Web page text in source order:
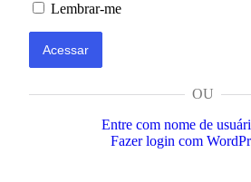
Lembrar-me
OU
Entre com nome de
Fazer login com